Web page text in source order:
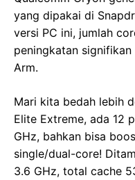
yang dipakai di
versi PC ini, jumlah
peningkatan
Arm.
Mari kita bedah lebih
Elite Extreme, ada 12
GHz, bahkan bisa
single/dual-core!
3.6 GHz, total cache